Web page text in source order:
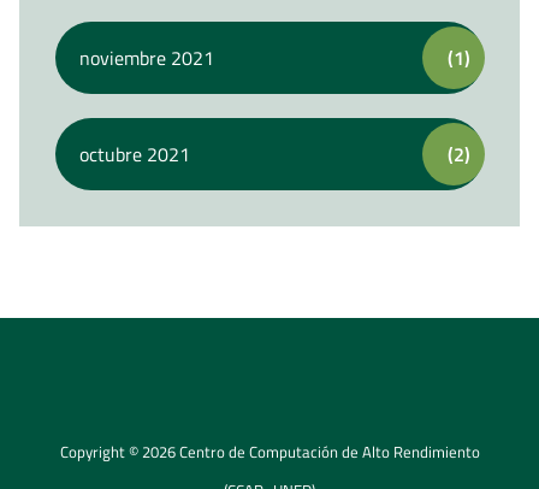
noviembre 2021 (1)
octubre 2021 (2)
Copyright © 2026 Centro de Computación de Alto Rendimiento